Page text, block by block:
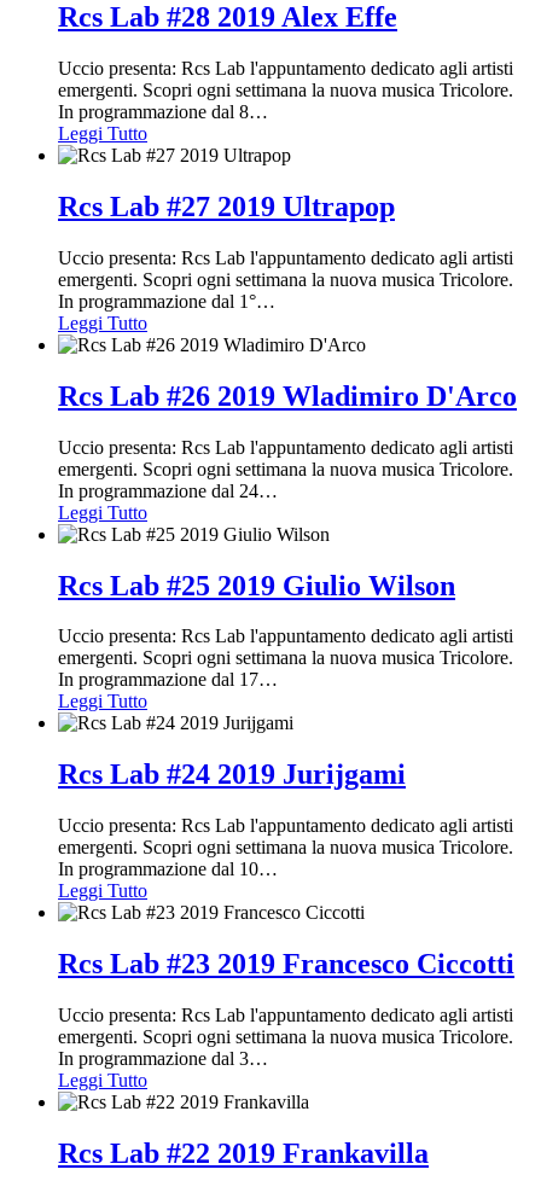
Rcs Lab #28 2019 Alex Effe
Uccio presenta: Rcs Lab l'appuntamento dedicato agli artisti
emergenti. Scopri ogni settimana la nuova musica Tricolore.
In programmazione dal 8…
Leggi Tutto
Rcs Lab #27 2019 Ultrapop
Uccio presenta: Rcs Lab l'appuntamento dedicato agli artisti
emergenti. Scopri ogni settimana la nuova musica Tricolore.
In programmazione dal 1°…
Leggi Tutto
Rcs Lab #26 2019 Wladimiro D'Arco
Uccio presenta: Rcs Lab l'appuntamento dedicato agli artisti
emergenti. Scopri ogni settimana la nuova musica Tricolore.
In programmazione dal 24…
Leggi Tutto
Rcs Lab #25 2019 Giulio Wilson
Uccio presenta: Rcs Lab l'appuntamento dedicato agli artisti
emergenti. Scopri ogni settimana la nuova musica Tricolore.
In programmazione dal 17…
Leggi Tutto
Rcs Lab #24 2019 Jurijgami
Uccio presenta: Rcs Lab l'appuntamento dedicato agli artisti
emergenti. Scopri ogni settimana la nuova musica Tricolore.
In programmazione dal 10…
Leggi Tutto
Rcs Lab #23 2019 Francesco Ciccotti
Uccio presenta: Rcs Lab l'appuntamento dedicato agli artisti
emergenti. Scopri ogni settimana la nuova musica Tricolore.
In programmazione dal 3…
Leggi Tutto
Rcs Lab #22 2019 Frankavilla